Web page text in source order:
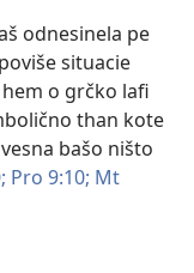
odnesinela pe
situacie
o grčko lafi
than kote
bašo ništo
Pro 9:10; Mt